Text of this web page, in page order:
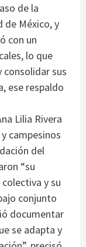
de la
de México, y
con un
lo que
sus
ese respaldo
Lilia Rivera
campesinos
del
“su
y su
conjunto
documentar
se adapta y